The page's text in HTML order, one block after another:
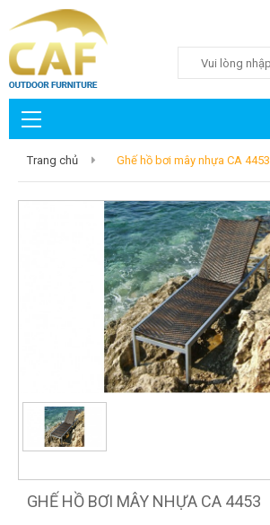
Trang chủ Ghế hồ bơi mây nhựa CA 4453
GHẾ HỒ BƠI MÂY NHỰA CA 4453